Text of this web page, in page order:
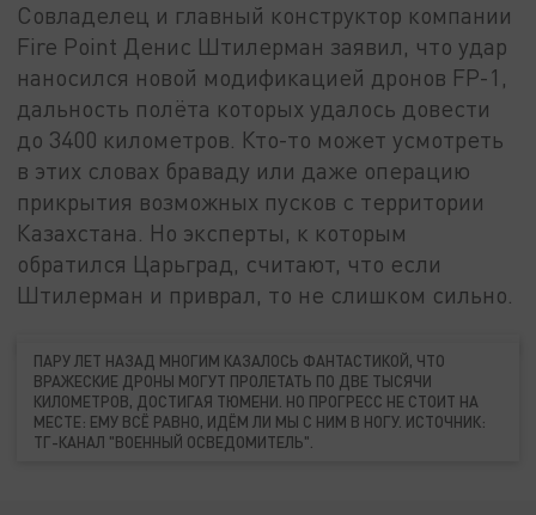
Совладелец и главный конструктор компании
Fire Point Денис Штилерман заявил, что удар
наносился новой модификацией дронов FP-1,
дальность полёта которых удалось довести
до 3400 километров. Кто-то может усмотреть
в этих словах браваду или даже операцию
прикрытия возможных пусков с территории
Казахстана. Но эксперты, к которым
обратился Царьград, считают, что если
Штилерман и приврал, то не слишком сильно.
ПАРУ ЛЕТ НАЗАД МНОГИМ КАЗАЛОСЬ ФАНТАСТИКОЙ, ЧТО
ВРАЖЕСКИЕ ДРОНЫ МОГУТ ПРОЛЕТАТЬ ПО ДВЕ ТЫСЯЧИ
КИЛОМЕТРОВ, ДОСТИГАЯ ТЮМЕНИ. НО ПРОГРЕСС НЕ СТОИТ НА
МЕСТЕ: ЕМУ ВСЁ РАВНО, ИДЁМ ЛИ МЫ С НИМ В НОГУ. ИСТОЧНИК:
ТГ-КАНАЛ "ВОЕННЫЙ ОСВЕДОМИТЕЛЬ".